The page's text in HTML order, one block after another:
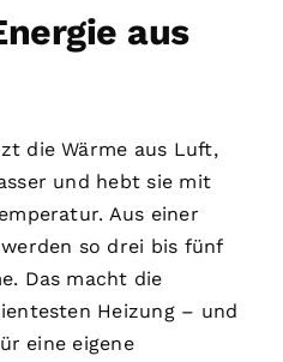
aus
die Wärme aus Luft,
und hebt sie mit
Aus einer
so drei bis fünf
Das macht die
Heizung – und
eine eigene